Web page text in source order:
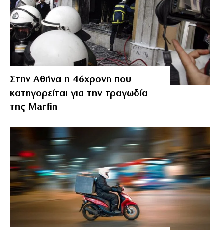
Στην Αθήνα η 46χρονη που
κατηγορείται για την τραγωδία
της Marfin